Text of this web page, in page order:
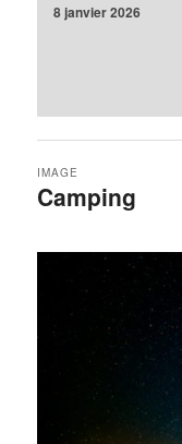
8 janvier 2026
Camping
IMAGE